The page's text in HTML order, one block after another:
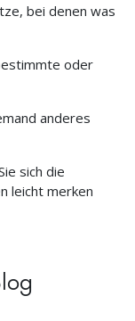
bei denen was
oder
anderes
sich die
leicht merken